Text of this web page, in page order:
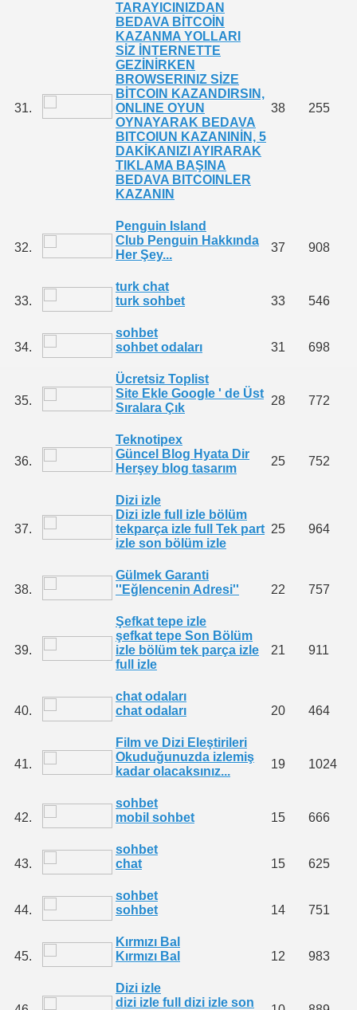
31.
TARAYICINIZDAN
BEDAVA BİTCOİN
KAZANMA YOLLARI
SİZ İNTERNETTE
GEZİNİRKEN
BROWSERINIZ SİZE
BİTCOIN KAZANDIRSIN,
ONLINE OYUN
OYNAYARAK BEDAVA
BITCOIUN KAZANINİN, 5
DAKİKANIZI AYIRARAK
TIKLAMA BAŞINA
BEDAVA BITCOINLER
KAZANIN
38 255
32.
Penguin Island
Club Penguin Hakkında
Her Şey...
37 908
33.
turk chat
turk sohbet
33 546
34.
sohbet
sohbet odaları
31 698
35.
Ücretsiz Toplist
Site Ekle Google ' de Üst
Sıralara Çık
28 772
36.
Teknotipex
Güncel Blog Hyata Dir
Herşey blog tasarım
25 752
37.
Dizi izle
Dizi izle full izle bölüm
tekparça izle full Tek part
izle son bölüm izle
25 964
38.
Gülmek Garanti
''Eğlencenin Adresi''
22 757
39.
Şefkat tepe izle
şefkat tepe Son Bölüm
izle bölüm tek parça izle
full izle
21 911
40.
chat odaları
chat odaları
20 464
41.
Film ve Dizi Eleştirileri
Okuduğunuzda izlemiş
kadar olacaksınız...
19 1024
42.
sohbet
mobil sohbet
15 666
43.
sohbet
chat
15 625
44.
sohbet
sohbet
14 751
45.
Kırmızı Bal
Kırmızı Bal
12 983
Dizi izle
dizi izle full dizi izle son